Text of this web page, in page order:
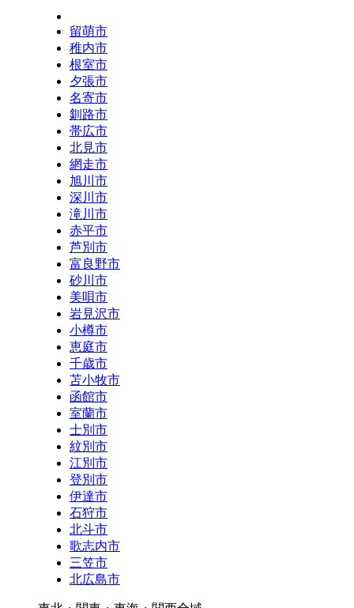
留萌市
稚内市
根室市
夕張市
名寄市
釧路市
帯広市
北見市
網走市
旭川市
深川市
滝川市
赤平市
芦別市
富良野市
砂川市
美唄市
岩見沢市
小樽市
恵庭市
千歳市
苫小牧市
函館市
室蘭市
士別市
紋別市
江別市
登別市
伊達市
石狩市
北斗市
歌志内市
三笠市
北広島市